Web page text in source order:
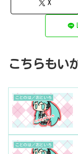
X
こちらもい
ことのは／おといろ
ことのは／おといろ